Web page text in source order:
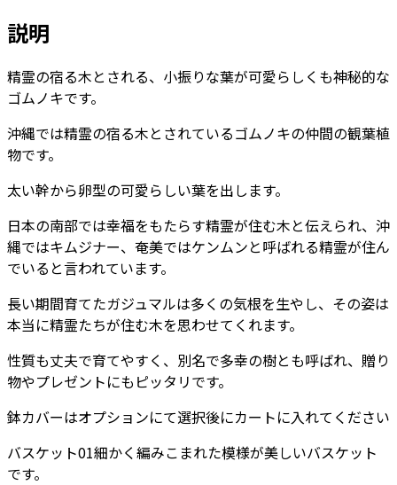
カ
ー）
付
-
カ
ラ
ー
個
説明
精霊の宿る木とされる、小振りな葉が可愛らしくも神秘的な
ゴムノキです。
沖縄では精霊の宿る木とされているゴムノキの仲間の観葉植
物です。
太い幹から卵型の可愛らしい葉を出します。
日本の南部では幸福をもたらす精霊が住む木と伝えられ、沖
縄ではキムジナー、奄美ではケンムンと呼ばれる精霊が住ん
でいると言われています。
長い期間育てたガジュマルは多くの気根を生やし、その姿は
本当に精霊たちが住む木を思わせてくれます。
性質も丈夫で育てやすく、別名で多幸の樹とも呼ばれ、贈り
物やプレゼントにもピッタリです。
鉢カバーはオプションにて選択後にカートに入れてください
バスケット01細かく編みこまれた模様が美しいバスケット
です。